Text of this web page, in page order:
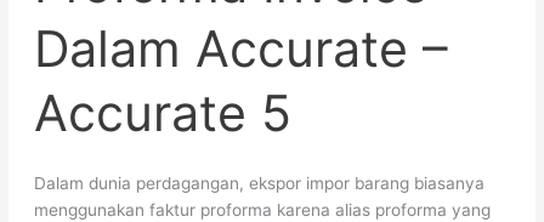
Dalam Accurate –
Accurate 5
Dalam dunia perdagangan, ekspor impor barang biasanya
menggunakan faktur proforma karena alias proforma yang
Accurate